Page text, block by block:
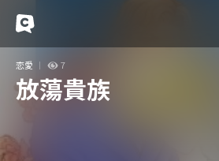
恋愛 7
放蕩貴族